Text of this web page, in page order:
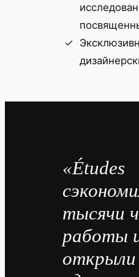
«Études
тысячи
работы
открыли